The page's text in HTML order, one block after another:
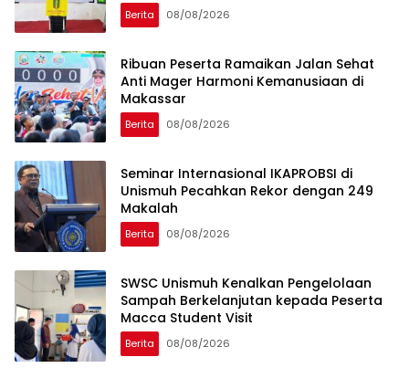
Berita 08/08/2026
Ribuan Peserta Ramaikan Jalan Sehat
Anti Mager Harmoni Kemanusiaan di
Makassar
Berita 08/08/2026
Seminar Internasional IKAPROBSI di
Unismuh Pecahkan Rekor dengan 249
Makalah
Berita 08/08/2026
SWSC Unismuh Kenalkan Pengelolaan
Sampah Berkelanjutan kepada Peserta
Macca Student Visit
Berita 08/08/2026